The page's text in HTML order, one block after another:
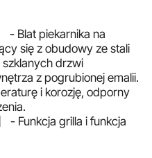
- Blat piekarnika na
się z obudowy ze stali
drzwi
z pogrubionej emalii.
i korozję, odporny
- Funkcja grilla i funkcja
tryby do wyboru, aby